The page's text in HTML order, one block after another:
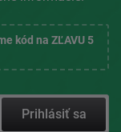
kód na ZĽAVU 5
Prihlásiť sa